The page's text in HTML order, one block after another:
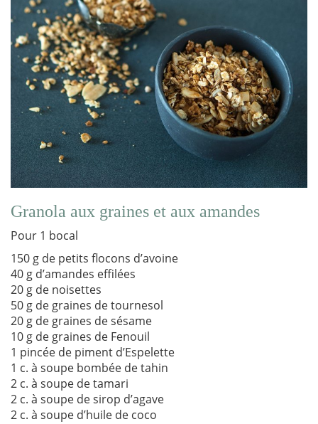
Granola aux graines et aux amandes
Pour 1 bocal
150 g de petits flocons d’avoine
40 g d’amandes effilées
20 g de noisettes
50 g de graines de tournesol
20 g de graines de sésame
10 g de graines de Fenouil
1 pincée de piment d’Espelette
1 c. à soupe bombée de tahin
2 c. à soupe de tamari
2 c. à soupe de sirop d’agave
2 c. à soupe d’huile de coco